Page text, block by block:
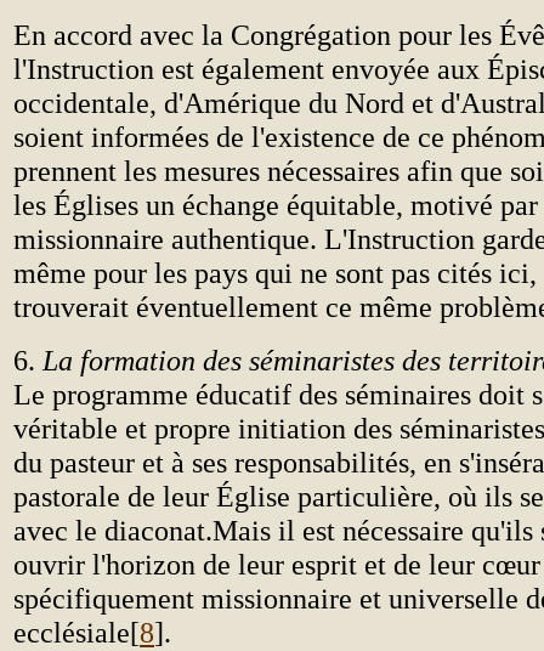
En accord avec la Congrégation pour les
l'Instruction est également envoyée aux
occidentale, d'Amérique du Nord et
soient informées de l'existence de ce
prennent les mesures nécessaires afin que
les Églises un échange équitable, motivé
missionnaire authentique. L'Instruction
même pour les pays qui ne sont pas cités
trouverait éventuellement ce même
6. La formation des séminaristes des
Le programme éducatif des séminaires doit
véritable et propre initiation des
du pasteur et à ses responsabilités, en
pastorale de leur Église particulière, où ils
avec le diaconat.Mais il est nécessaire qu'ils
ouvrir l'horizon de leur esprit et de leur
spécifiquement missionnaire et universelle
ecclésiale[8].